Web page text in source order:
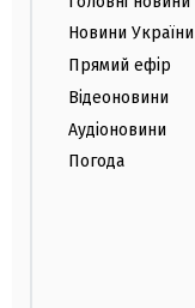
Новини України
Прямий ефір
Відеоновини
Аудіоновини
Погода